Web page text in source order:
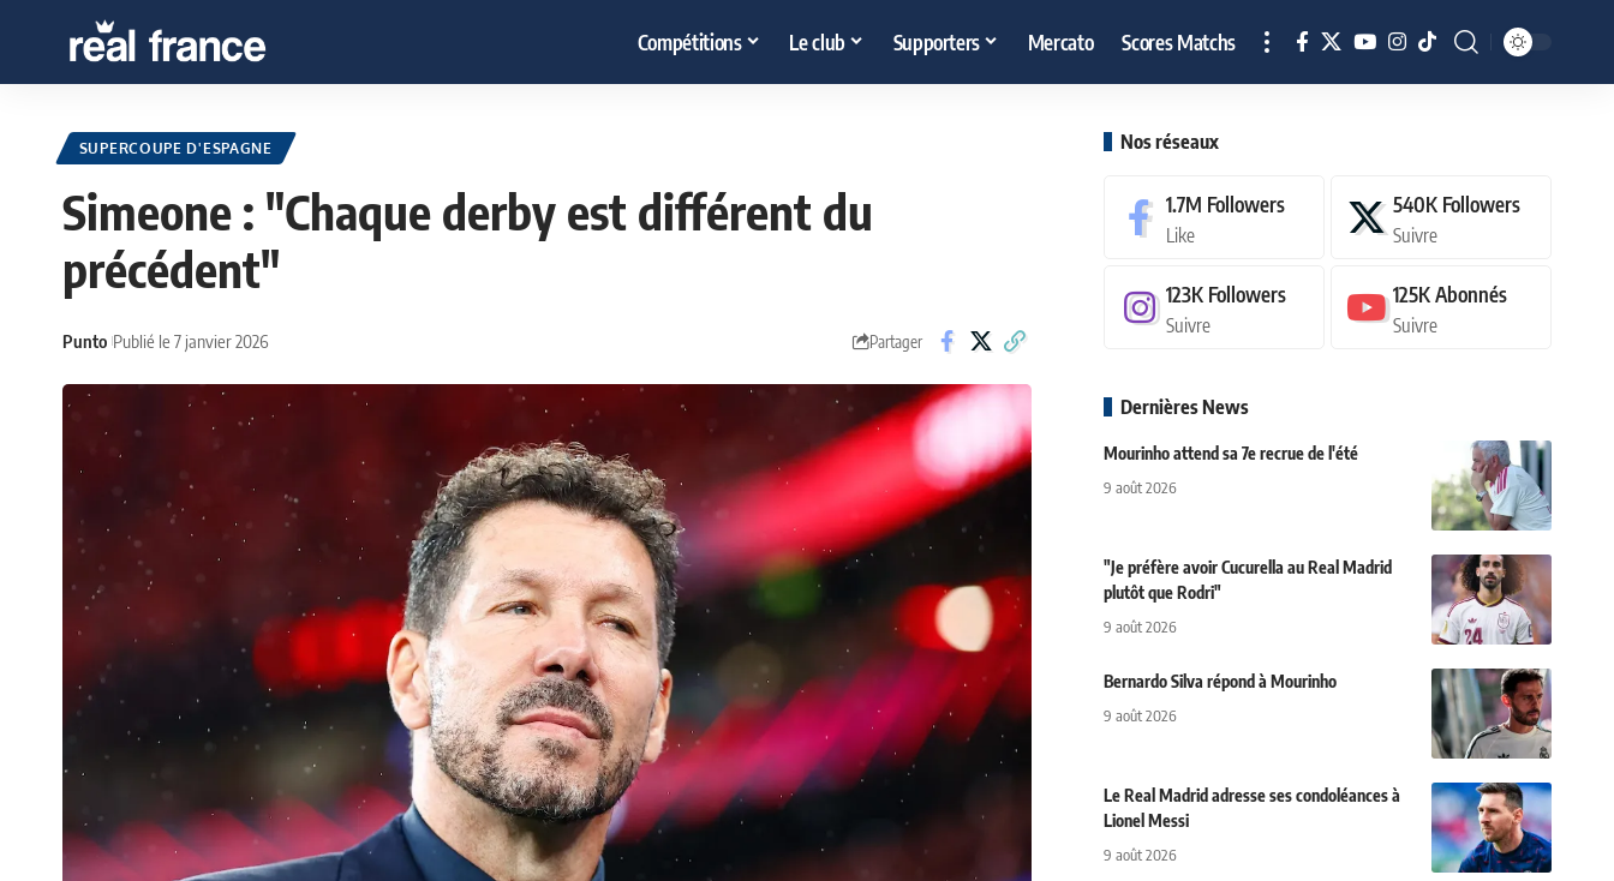
Compétitions Le club Supporters Mercato Scores Matchs
SUPERCOUPE D'ESPAGNE
Simeone : "Chaque derby est différent du
précédent"
Punto Publié le 7 janvier 2026 Partager
Nos réseaux
1.7M Followers
Like
540K Followers
Suivre
123K Followers
Suivre
125KAbonnés
Suivre
Dernières News
Mourinho attend sa 7e recrue de l'été
9 août 2026
"Je préfère avoir Cucurella au Real Madrid
plutôt que Rodri"
9 août 2026
Bernardo Silva répond à Mourinho
9 août 2026
Le Real Madrid adresse ses condoléances à
Lionel Messi
9 août 2026